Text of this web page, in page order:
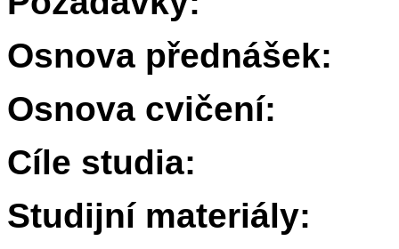
Osnova přednášek:
Osnova cvičení:
Cíle studia:
Studijní materiály: